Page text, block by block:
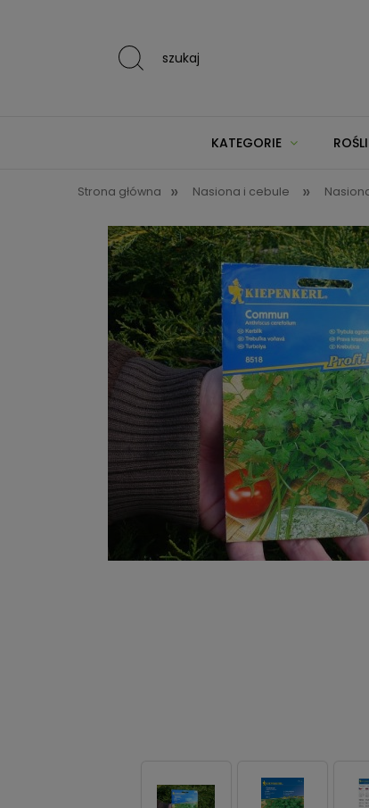
szukaj
KATEGORIE
Strona główna » Nasiona i cebule »